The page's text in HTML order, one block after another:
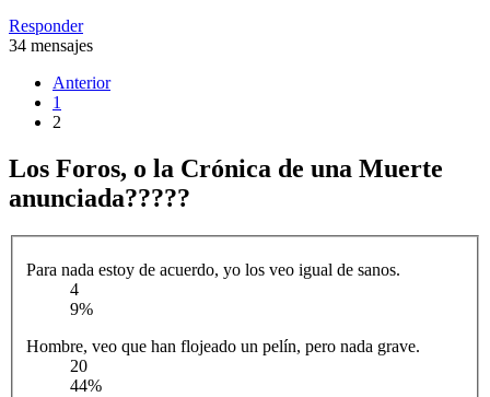
Responder
34 mensajes
Anterior
1
2
Los Foros, o la Crónica de una Muerte
anunciada?????
Para nada estoy de acuerdo, yo los veo igual de sanos.
4
9%
Hombre, veo que han flojeado un pelín, pero nada grave.
20
44%